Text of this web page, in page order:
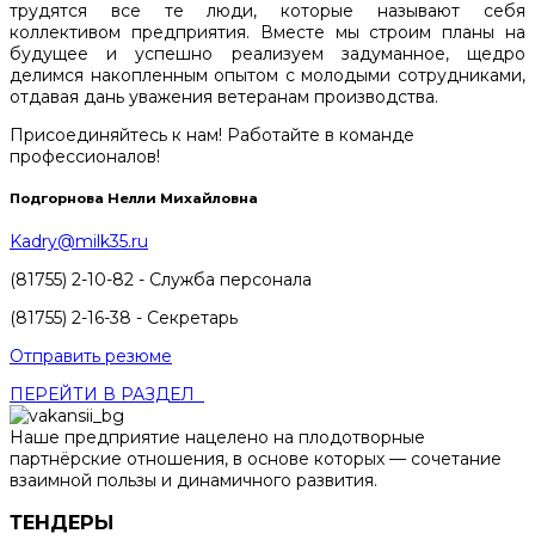
трудятся все те люди, которые называют себя
коллективом предприятия. Вместе мы строим планы на
будущее и успешно реализуем задуманное, щедро
делимся накопленным опытом с молодыми сотрудниками,
отдавая дань уважения ветеранам производства.
Присоединяйтесь к нам! Работайте в команде
профессионалов!
Подгорнова Нелли Михайловна
Kadry@milk35.ru
(81755) 2-10-82 - Служба персонала
(81755) 2-16-38 - Секретарь
Отправить резюме
ПЕРЕЙТИ В РАЗДЕЛ
Наше предприятие нацелено на плодотворные
партнёрские отношения, в основе которых — сочетание
взаимной пользы и динамичного развития.
ТЕНДЕРЫ